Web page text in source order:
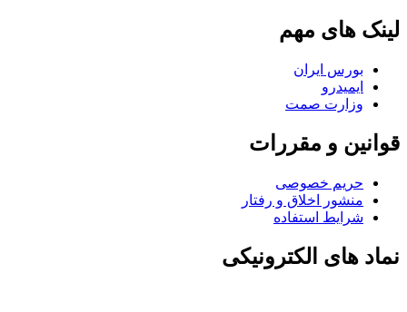
لینک های مهم
بورس ایران
ایمیدرو
وزارت صمت
قوانین و مقررات
حریم خصوصی
منشور اخلاق و رفتار
شرایط استفاده
نماد های الکترونیکی